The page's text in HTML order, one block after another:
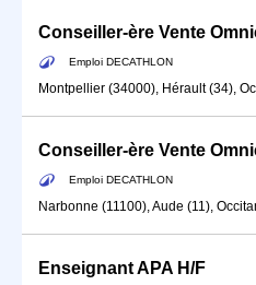
Emploi DECATHLON
Montpellier (34000), Hérault (34),
Conseiller-ère Vente
Emploi DECATHLON
Narbonne (11100), Aude (11),
Enseignant APA H/F